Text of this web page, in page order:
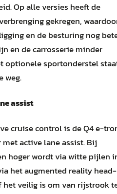
Op alle versies heeft de
gekregen,
en de besturing nog
en de carrosserie minder
optionele sportonderstel
weg.
assist
cruise control is de Q4 e-
active lane assist. Bij
hoger wordt via witte pijlen
het augmented reality head-
het veilig is om van rijstrook